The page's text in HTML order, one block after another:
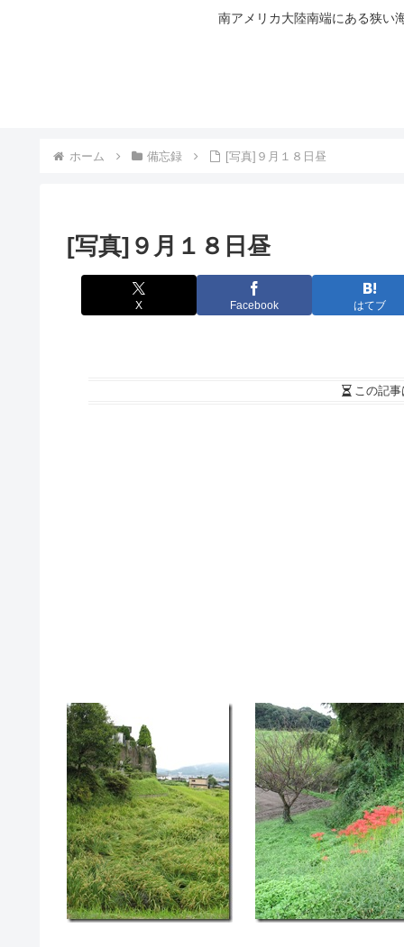
南アメリカ大陸南端にある狭い
ホーム 備忘録 [写真]９月１８日昼
[写真]９月１８日昼
X Facebook はてブ
この記事